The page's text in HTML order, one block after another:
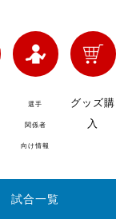
選手
関係者
向け情報
グッズ購
入
試合一覧